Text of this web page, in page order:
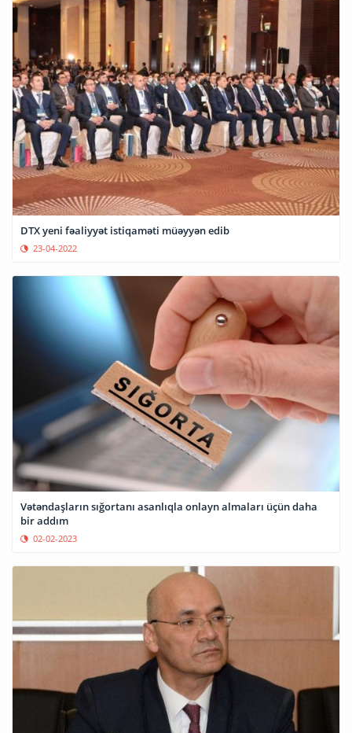
DTX yeni fəaliyyət istiqaməti müəyyən edib
23-04-2022
Vətəndaşların sığortanı asanlıqla onlayn almaları üçün daha
bir addım
02-02-2023